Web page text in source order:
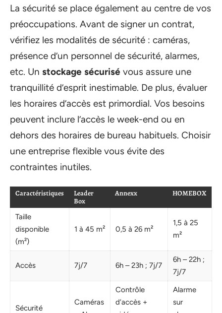
La sécurité se place également au centre de vos
préoccupations. Avant de signer un contrat,
vérifiez les modalités de sécurité : caméras,
présence d’un personnel de sécurité, alarmes,
etc. Un stockage sécurisé vous assure une
tranquillité d’esprit inestimable. De plus, évaluer
les horaires d’accès est primordial. Vos besoins
peuvent inclure l’accès le week-end ou en
dehors des horaires de bureau habituels. Choisir
une entreprise flexible vous évite des
contraintes inutiles.
Caractéristiques
Leader
Box
Annexx HOMEBOX
Taille
disponible
(m²)
1 à 45 m² 0,5 à 26 m²
1,5 à 25
m²
Accès 7j/7 6h – 23h ; 7j/7
6h – 22h ;
7j/7
Sécurité
Caméras
Contrôle
d’accès +
Alarme
sur